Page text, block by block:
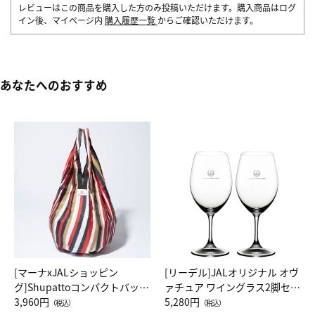
レビューはこの商品を購入した方のみ投稿いただけます。購入商品はログ
イン後、マイページ内 購入履歴一覧 からご確認いただけます。
あなたへのおすすめ
[マーナxJALショッピン
グ]Shupattoコンパクトバッグ
Drop JAL客室乗務員（LC）ス
3,960円 （税込）
[リーデル]JALオリジナル オヴ
ァチュア ワイングラス2脚セッ
ト（レッドワイン）
5,280円 （税込）